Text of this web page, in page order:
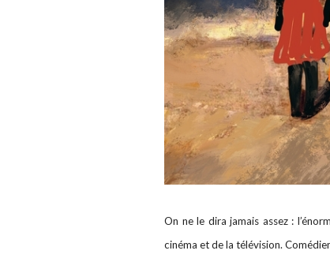
On ne le dira jamais assez :
cinéma et de la télévision.